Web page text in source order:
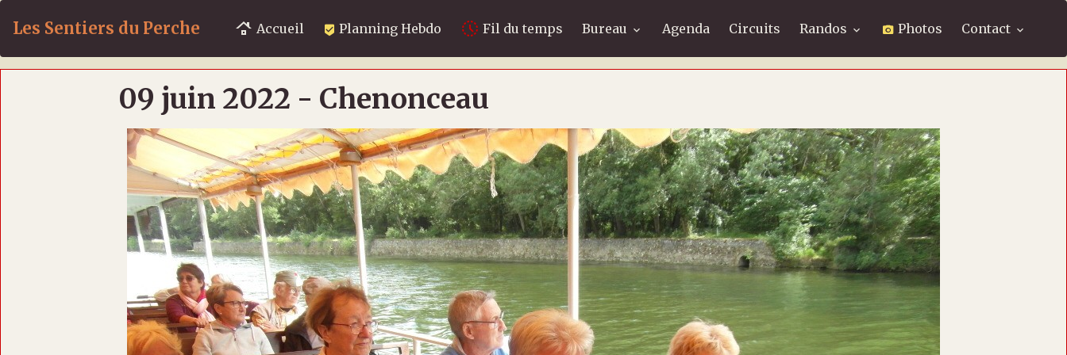
Les Sentiers du Perche Accueil Planning Hebdo Fil du temps Bureau Agenda Circuits Randos Photos Contact
09 juin 2022 - Chenonceau